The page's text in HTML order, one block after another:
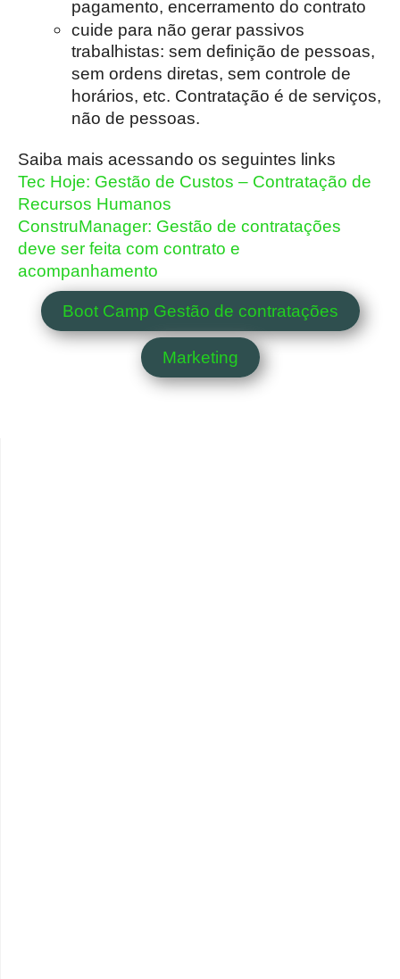
pagamento, encerramento do contrato
cuide para não gerar passivos
trabalhistas: sem definição de pessoas,
sem ordens diretas, sem controle de
horários, etc. Contratação é de serviços,
não de pessoas.
Saiba mais acessando os seguintes links
Tec Hoje: Gestão de Custos – Contratação de
Recursos Humanos
ConstruManager: Gestão de contratações
deve ser feita com contrato e
acompanhamento
Boot Camp Gestão de contratações
Marketing